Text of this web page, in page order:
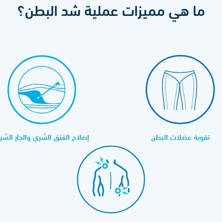
ما هي مميزات عملية شد البطن؟
تقوية عضلات البطن إصلاح الفتق السُري والجار